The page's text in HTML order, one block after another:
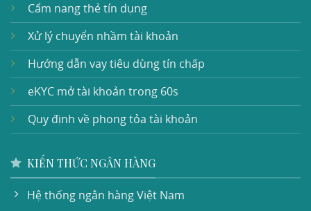
Cẩm nang thẻ tín dụng
Xử lý chuyển nhầm tài khoản
Hướng dẫn vay tiêu dùng tín chấp
eKYC mở tài khoản trong 60s
Quy định về phong tỏa tài khoản
KIẾN THỨC NGÂN HÀNG
Hệ thống ngân hàng Việt Nam